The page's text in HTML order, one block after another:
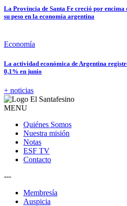
La Provincia de Santa Fe creció por
su peso en la economía argentina
Economía
La actividad económica de Argentina
0,1% en junio
+ noticias
MENU
Quiénes Somos
Nuestra misión
Notas
ESF TV
Contacto
---
Membresía
Auspicia